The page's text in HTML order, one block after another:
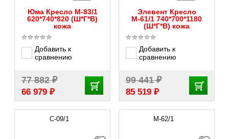
Юма Кресло M-83/1
620*740*820 (Ш*Г*В)
кожа
Добавить к
сравнению
77 882₽
66 979 ₽
Элевент Кресло
М-61/1 740*700*1180
(Ш*Г*В) кожа
Добавить к
сравнению
99 441₽
85 519 ₽
С-09/1 М-62/1